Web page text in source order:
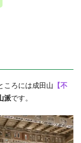
ころには成田山 【不
派です。